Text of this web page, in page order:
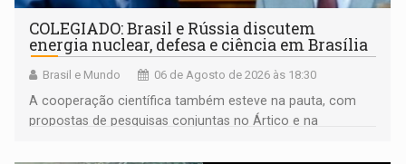
COLEGIADO: Brasil e Rússia discutem
energia nuclear, defesa e ciência em Brasília
Brasil e Mundo 06 de Agosto de 2026 às 18:30
A cooperação científica também esteve na pauta, com
propostas de pesquisas conjuntas no Ártico e na